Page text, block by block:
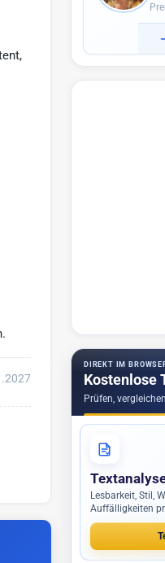
DIREKT IM
Kostenlose
Prüfen,
Lesbarkeit, Stil,
Auffälligkeiten